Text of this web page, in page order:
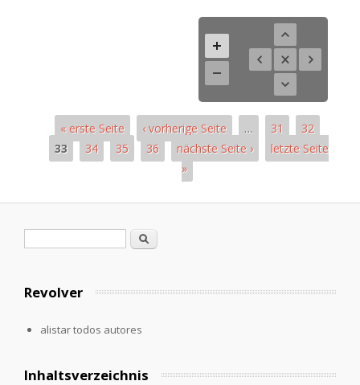
« erste Seite ‹ vorherige Seite … 31
32
33
34 35 36 nächste Seite ›
letzte Seite
»
Formulario de búsqueda
Buscar
Revolver
alistar todos autores
Inhaltsverzeichnis